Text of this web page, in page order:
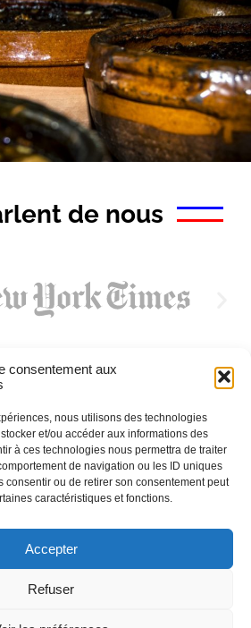
consentement aux
nous utilisons des technologies
et/ou accéder aux informations des
à ces technologies nous permettra de traiter
de navigation ou les ID uniques
consentir ou de retirer son consentement peut
caractéristiques et fonctions.
Accepter
Refuser
de nous